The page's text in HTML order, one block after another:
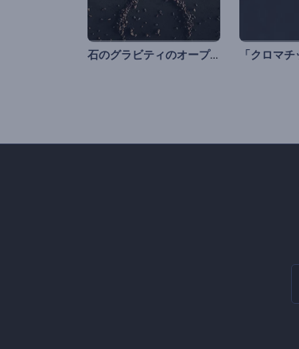
石のグラビティのオープニング動画